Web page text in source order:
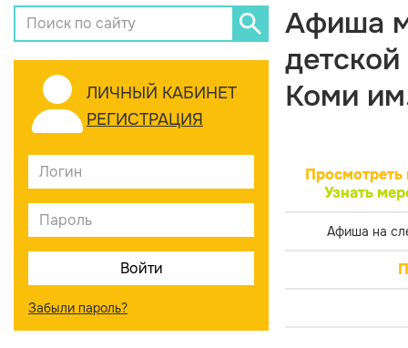
ЛИЧНЫЙ КАБИНЕТ
РЕГИСТРАЦИЯ
Забыли пароль?
Афиша
Коми
Просмотреть
Узнать
Афиша на